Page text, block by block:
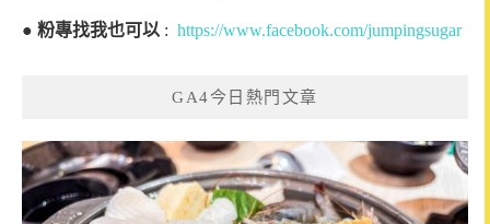
● 粉專找我也可以 : https://www.facebook.com/jumpingsugar
GA4今日熱門文章